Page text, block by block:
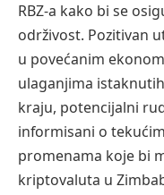
RBZ-a kako bi se
održivost. Pozitivan
u povećanim
ulaganjima
kraju, potencijalni
informisani o
promenama koje bi
kriptovaluta u